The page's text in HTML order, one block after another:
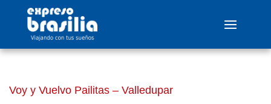
Voy y Vuelvo Pailitas – Valledupar